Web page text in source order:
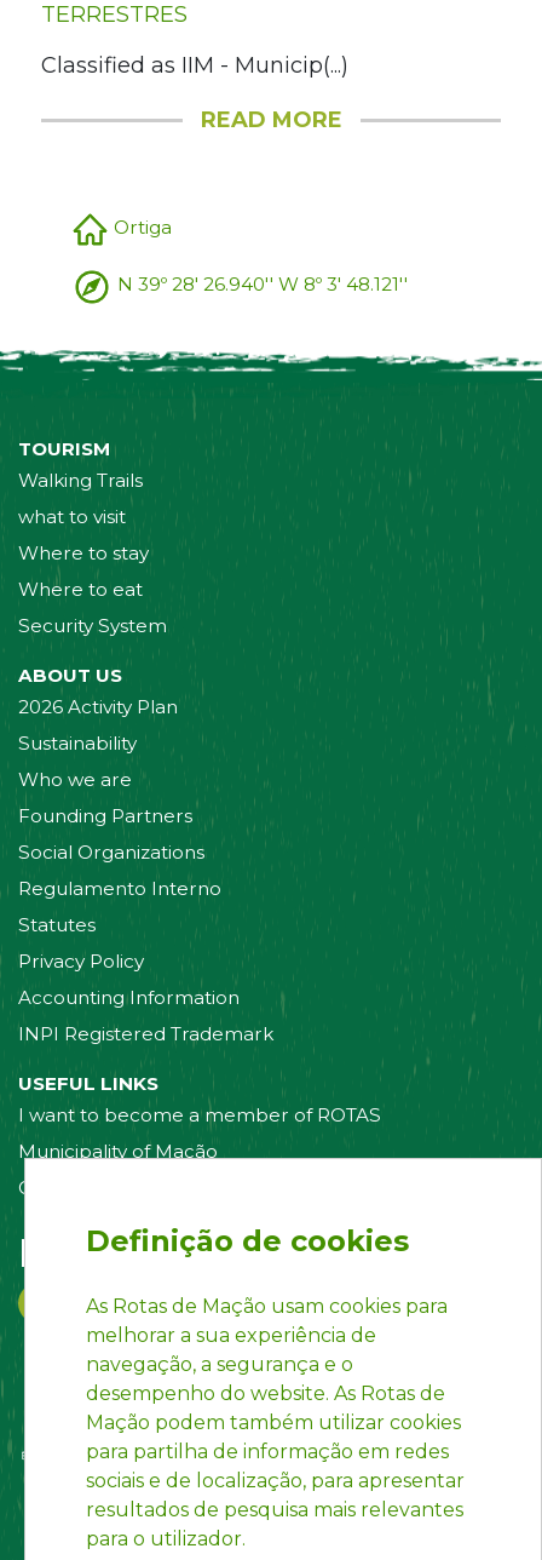
TERRESTRES
Classified as IIM - Municip(...)
READ MORE
Ortiga
N 39º 28' 26.940'' W 8º 3' 48.121''
TOURISM
Walking Trails
what to visit
Where to stay
Where to eat
Security System
ABOUT US
2026 Activity Plan
Sustainability
Who we are
Founding Partners
Social Organizations
Regulamento Interno
Statutes
Privacy Policy
Accounting Information
INPI Registered Trademark
USEFUL LINKS
I want to become a member of ROTAS
Municipality of Mação
Contact us
Follow us on:
Definição de cookies
As Rotas de Mação usam cookies para
melhorar a sua experiência de
navegação, a segurança e o
desempenho do website. As Rotas de
Mação podem também utilizar cookies
para partilha de informação em redes
sociais e de localização, para apresentar
resultados de pesquisa mais relevantes
para o utilizador.